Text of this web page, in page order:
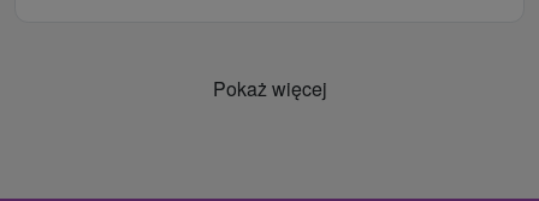
Pokaż więcej